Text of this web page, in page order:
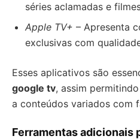
séries aclamadas e
Apple TV+ – Apresenta
exclusivas com
Esses aplicativos são
google tv, assim
a conteúdos variados com
Ferramentas adicionais